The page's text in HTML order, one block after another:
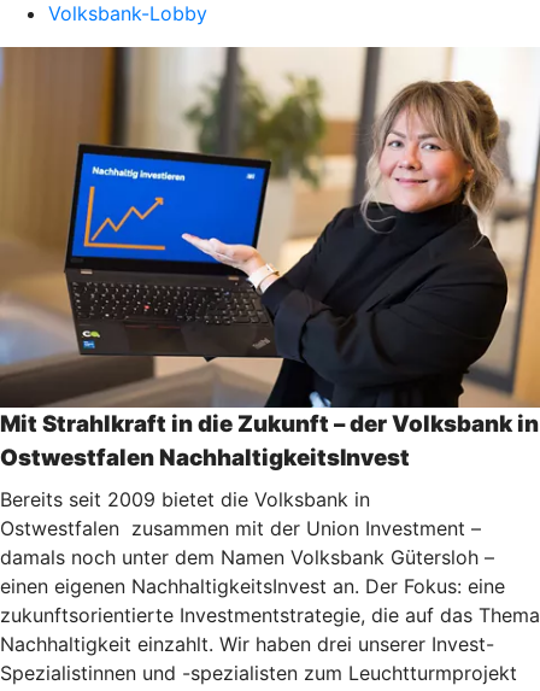
Volksbank-Lobby
Mit Strahlkraft in die Zukunft – derVolksbankin
Ostwestfalen NachhaltigkeitsInvest
Bereits seit 2009 bietet die Volksbank in
Ostwestfalen zusammen mit der Union Investment –
damals noch unter dem Namen Volksbank Gütersloh –
einen eigenen NachhaltigkeitsInvest an. Der Fokus: eine
zukunftsorientierte Investmentstrategie, die auf das Thema
Nachhaltigkeit einzahlt. Wir haben drei unserer Invest-
Spezialistinnen und -spezialisten zum Leuchtturmprojekt